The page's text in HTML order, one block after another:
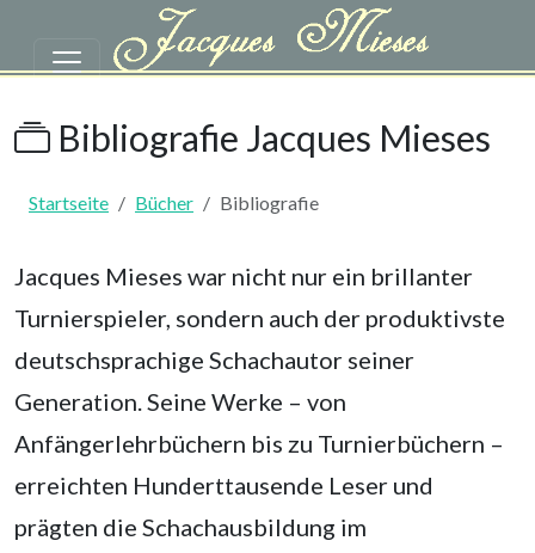
Zum Hauptinhalt springen
Bücher Datenbank von Jacques
Bibliografie Jacques Mieses
Startseite Bücher Bibliografie
Jacques Mieses war nicht nur ein brillanter
Turnierspieler, sondern auch der produktivste
deutschsprachige Schachautor seiner
Generation. Seine Werke – von
Anfängerlehrbüchern bis zu Turnierbüchern –
erreichten Hunderttausende Leser und
prägten die Schachausbildung im